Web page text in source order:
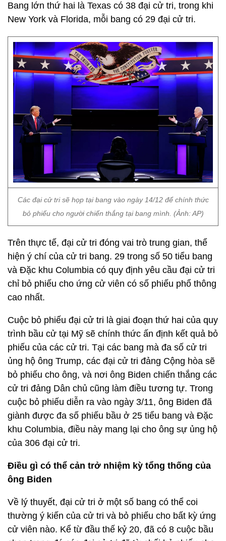
Bang lớn thứ hai là Texas có 38 đại cử tri, trong khi
New York và Florida, mỗi bang có 29 đại cử tri.
Các đại cử tri sẽ họp tại bang vào ngày 14/12 để chính thức
bỏ phiếu cho người chiến thắng tại bang mình. (Ảnh: AP)
Trên thực tế, đại cử tri đóng vai trò trung gian, thể
hiện ý chí của cử tri bang. 29 trong số 50 tiểu bang
và Đặc khu Columbia có quy định yêu cầu đại cử tri
chỉ bỏ phiếu cho ứng cử viên có số phiếu phổ thông
cao nhất.
Cuộc bỏ phiếu đại cử tri là giai đoạn thứ hai của quy
trình bầu cử tại Mỹ sẽ chính thức ấn định kết quả bỏ
phiếu của các cử tri. Tại các bang mà đa số cử tri
ủng hộ ông Trump, các đại cử tri đảng Cộng hòa sẽ
bỏ phiếu cho ông, và nơi ông Biden chiến thắng các
cử tri đảng Dân chủ cũng làm điều tương tự. Trong
cuộc bỏ phiếu diễn ra vào ngày 3/11, ông Biden đã
giành được đa số phiếu bầu ở 25 tiểu bang và Đặc
khu Columbia, điều này mang lại cho ông sự ủng hộ
của 306 đại cử tri.
Điều gì có thể cản trở nhiệm kỳ tổng thống của
ông Biden
Về lý thuyết, đại cử tri ở một số bang có thể coi
thường ý kiến ​​của cử tri và bỏ phiếu cho bất kỳ ứng
cử viên nào. Kể từ đầu thế kỷ 20, đã có 8 cuộc bầu